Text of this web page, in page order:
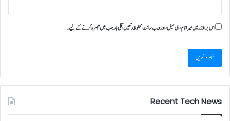
اس براؤزر میں میرا نام، ای میل، اور ویب سائٹ محفوظ رکھیں اگلی بار جب میں تبصرہ کرنے کےلیے۔
Recent Tech News